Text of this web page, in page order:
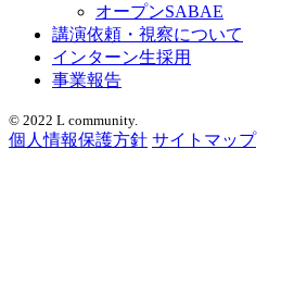
オープンSABAE
講演依頼・視察について
インターン生採用
事業報告
© 2022 L community.
個人情報保護方針 サイトマップ